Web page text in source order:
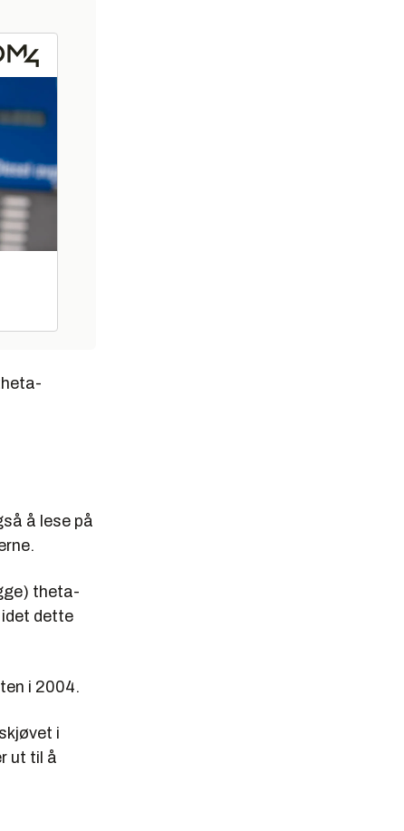
å lese på
theta-
dette
i 2004.
i
ut til å